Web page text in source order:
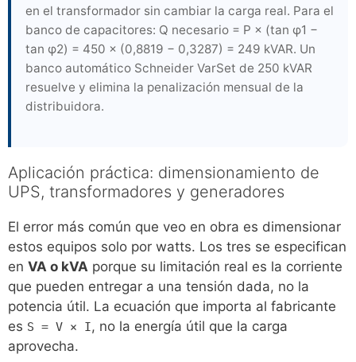
en el transformador sin cambiar la carga real. Para el
banco de capacitores: Q necesario = P × (tan φ1 −
tan φ2) = 450 × (0,8819 − 0,3287) = 249 kVAR. Un
banco automático Schneider VarSet de 250 kVAR
resuelve y elimina la penalización mensual de la
distribuidora.
Aplicación práctica: dimensionamiento de
UPS, transformadores y generadores
El error más común que veo en obra es dimensionar
estos equipos solo por watts. Los tres se especifican
en VA o kVA porque su limitación real es la corriente
que pueden entregar a una tensión dada, no la
potencia útil. La ecuación que importa al fabricante
es S = V × I, no la energía útil que la carga
aprovecha.